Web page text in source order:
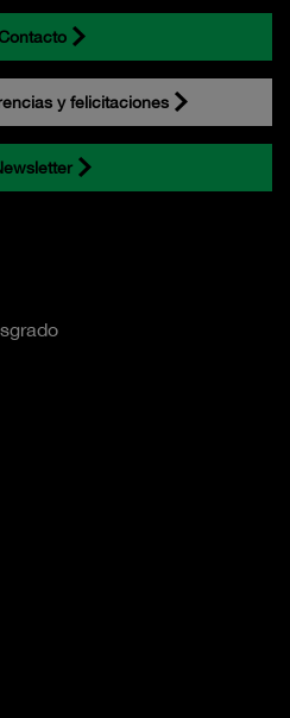
y felicitaciones